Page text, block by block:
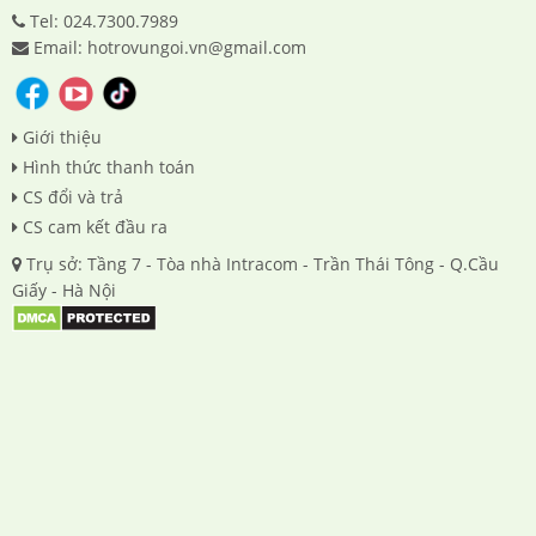
Tel: 024.7300.7989
Email: hotrovungoi.vn@gmail.com
Giới thiệu
Hình thức thanh toán
CS đổi và trả
CS cam kết đầu ra
Trụ sở: Tầng 7 - Tòa nhà Intracom - Trần Thái Tông - Q.Cầu
Giấy - Hà Nội